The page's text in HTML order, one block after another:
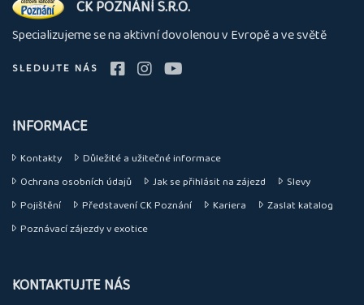
nás
CK POZNÁNÍ S.R.O.
Specializujeme se na aktivní dovolenou v Evropě a ve světě
SLEDUJTE NÁS
INFORMACE
Kontakty
Důležité a užitečné informace
Ochrana osobních údajů
Jak se přihlásit na zájezd
Slevy
Pojištění
Představení CK Poznání Kariera
Zaslat katalog
Poznávací zájezdy v exotice
KONTAKTUJTE NÁS